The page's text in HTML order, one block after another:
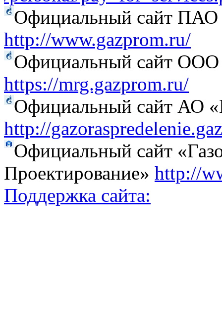
Официальный сайт ПАО
http://www.gazprom.ru/
Официальный сайт ООО
https://mrg.gazprom.ru/
Официальный сайт АО
http://
Официальный сайт
Проектирование» http://
Поддержка сайта: